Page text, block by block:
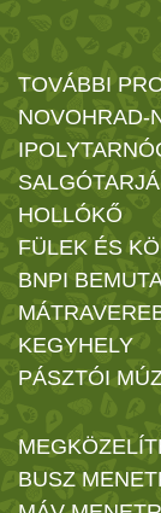
TOVÁBBI
NOVOHRAD-
HOLLÓKŐ
FÜLEK ÉS
BNPI
KEGYHELY
PÁSZTÓI
BUSZ